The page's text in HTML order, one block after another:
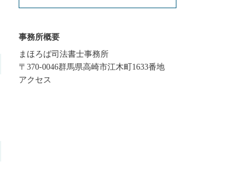
事務所概要
まほろば司法書士事務所
〒370-0046群馬県高崎市江木町1633番地
アクセス